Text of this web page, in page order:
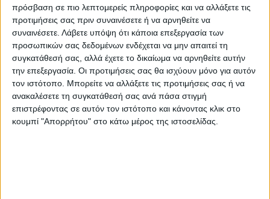
πρόσβαση σε πιο λεπτομερείς πληροφορίες και να αλλάξετε τις
προτιμήσεις σας πριν συναινέσετε ή να αρνηθείτε να
συναινέσετε. Λάβετε υπόψη ότι κάποια επεξεργασία των
προσωπικών σας δεδομένων ενδέχεται να μην απαιτεί τη
συγκατάθεσή σας, αλλά έχετε το δικαίωμα να αρνηθείτε αυτήν
την επεξεργασία. Οι προτιμήσεις σας θα ισχύουν μόνο για αυτόν
τον ιστότοπο. Μπορείτε να αλλάξετε τις προτιμήσεις σας ή να
ανακαλέσετε τη συγκατάθεσή σας ανά πάσα στιγμή
επιστρέφοντας σε αυτόν τον ιστότοπο και κάνοντας κλικ στο
κουμπί "Απορρήτου" στο κάτω μέρος της ιστοσελίδας.
την πλευρά του ΚΕΠΠΥΕΛ.
Καταστροφή σε περίοδο
που δεν υπάρχει ρευστότητα
«Έχουμε πάθει μεγάλη καταστροφή σε μια
περίοδο που λείπουν χρήματα από τις
τσέπες μας. Η κυβέρνηση πατώντας στον
κανονισμό του ΕΛΓΑ τον οποίο εμείς